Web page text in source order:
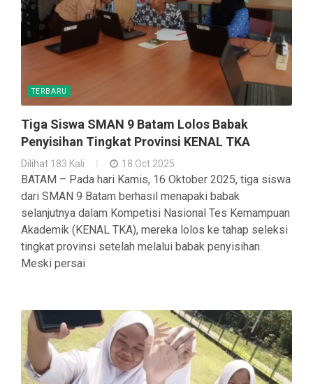
TERBARU
Tiga Siswa SMAN 9 Batam Lolos Babak
Penyisihan Tingkat Provinsi KENAL TKA
Dilihat 183 Kali 18 Oct 2025
BATAM – Pada hari Kamis, 16 Oktober 2025, tiga siswa
dari SMAN 9 Batam berhasil menapaki babak
selanjutnya dalam Kompetisi Nasional Tes Kemampuan
Akademik (KENAL TKA), mereka lolos ke tahap seleksi
tingkat provinsi setelah melalui babak penyisihan.
Meski persai